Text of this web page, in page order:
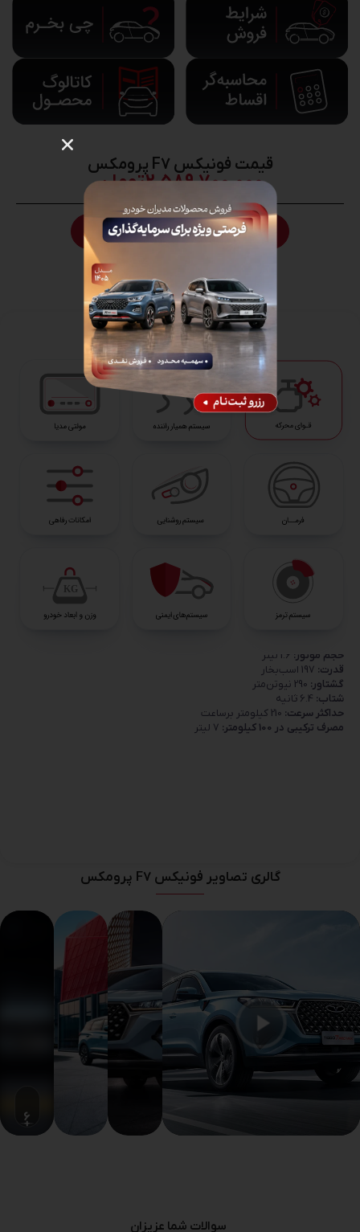
قیمت فونیکس F7 پرومکس
2,589,700,000تومان
شرایط فروش فونیکس F7 پرومکس
ویژگی های خودرو
قوای محرکه
7سرعته دو کلاچه تر
حجم موتور: 1.6 لیتر
قدرت: 197 اسب‌بخار
گشتاور: 290 نیوتن‌متر
شتاب: 6.4 ثانیه
حداکثر سرعت: 210 کیلومتر برساعت
مصرف ترکیبی در 100 کیلومتر:
7 لیتر
گالری تصاویر فونیکس F7 پرومکس
6
سوالات شما عزیزان